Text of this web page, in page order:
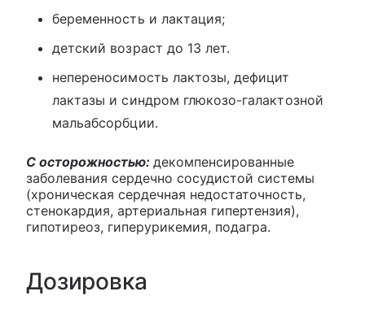
беременность и лактация;
детский возраст до 13 лет.
непереносимость лактозы, дефицит
лактазы и синдром глюкозо-галактозной
мальабсорбции.
С осторожностью: декомпенсированные
заболевания сердечно сосудистой системы
(хроническая сердечная недостаточность,
стенокардия, артериальная гипертензия),
гипотиреоз, гиперурикемия, подагра.
Дозировка